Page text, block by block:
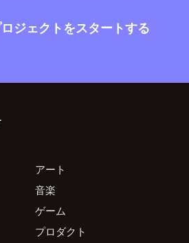
ジェクトをスタートする
アート
音楽
ゲーム
プロダクト